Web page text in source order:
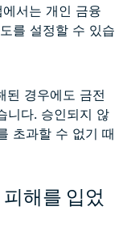
서는 개인 금융
를 설정할 수 있습
된 경우에도 금전
니다. 승인되지 않
초과할 수 없기 때
해를 입었